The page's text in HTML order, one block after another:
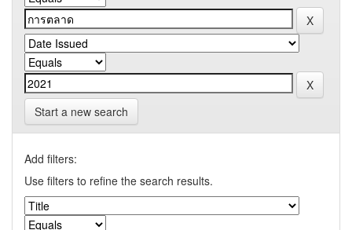
Start a new search
Add filters:
Use filters to refine the search results.